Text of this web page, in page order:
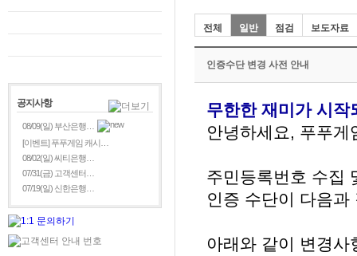
공지사항
08/09(일) 부산은행…
[이벤트] 푸푸게임 캐시…
08/02(일) 씨티은행…
07/31(금) 고객센터…
07/19(일) 신한은행…
전체 일반 점검 보도자료
인증수단 변경 사전 안내
무한한 재미가 시
안녕하세요, 푸푸
주민등록번호 수집
인증 수단이 다음
아래와 같이 변경사